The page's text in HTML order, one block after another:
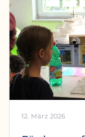
12. März 2026